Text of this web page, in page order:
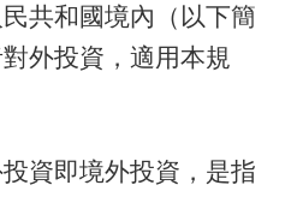
和國境內（以下簡
外投資，適用本規
即境外投資，是指